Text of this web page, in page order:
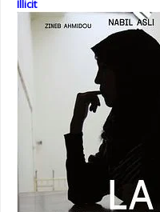
Illicit